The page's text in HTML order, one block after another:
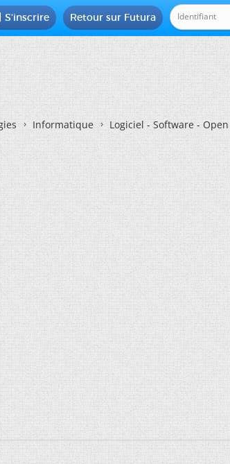
Retour sur Futura
S'inscrire
Informatique Logiciel - Software -